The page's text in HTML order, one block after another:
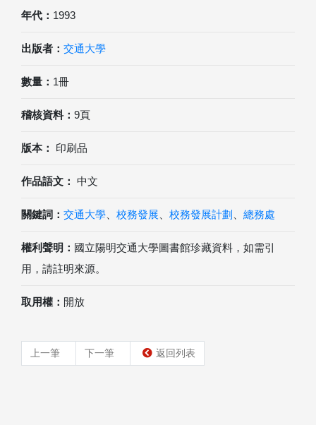
年代： 1993
出版者： 交通大學
數量： 1冊
稽核資料： 9頁
版本： 印刷品
作品語文： 中文
關鍵詞： 交通大學 校務發展 校務發展計劃 總務處
權利聲明： 國立陽明交通大學圖書館珍藏資料，如需引
用，請註明來源。
取用權： 開放
上一筆 下一筆 返回列表